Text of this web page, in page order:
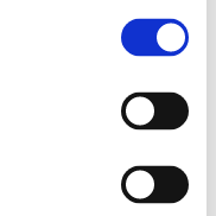
zde vyhlídkovou
se můžete vydat